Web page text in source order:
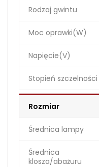
Rodzaj gwintu
Moc oprawki(W)
Napięcie(V)
Stopień szczelności
Rozmiar
Średnica lampy
Średnica
klosza/abażuru